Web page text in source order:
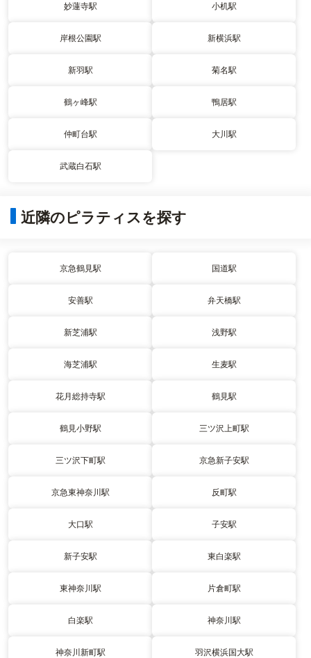
妙蓮寺駅 小机駅
岸根公園駅 新横浜駅
新羽駅 菊名駅
鶴ヶ峰駅 鴨居駅
仲町台駅 大川駅
武蔵白石駅
近隣のピラティスを探す
京急鶴見駅 国道駅
安善駅 弁天橋駅
新芝浦駅 浅野駅
海芝浦駅 生麦駅
花月総持寺駅 鶴見駅
鶴見小野駅 三ツ沢上町駅
三ツ沢下町駅 京急新子安駅
京急東神奈川駅 反町駅
大口駅 子安駅
新子安駅 東白楽駅
東神奈川駅 片倉町駅
白楽駅 神奈川駅
神奈川新町駅 羽沢横浜国大駅